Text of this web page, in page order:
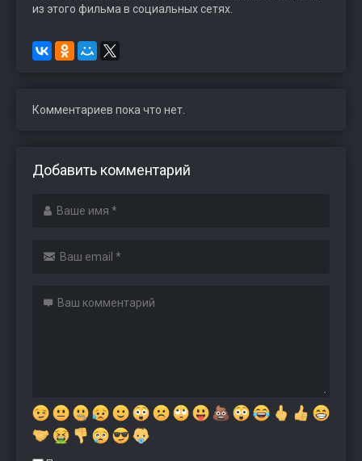
из этого фильма в социальных сетях.
Комментариев пока что нет.
Добавить комментарий